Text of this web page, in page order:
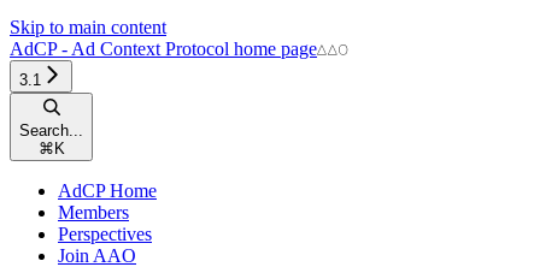
Skip to main content
AdCP - Ad Context Protocol home page
3.1
Search...
⌘ K
AdCP Home
Members
Perspectives
Join AAO